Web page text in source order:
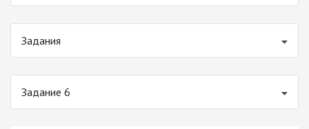
Задания
Задание 6